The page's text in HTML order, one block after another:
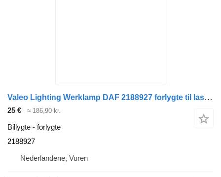
Valeo Lighting Werklamp DAF 2188927 forlygte til lastbil
25 € ≈ 186,90 kr.
Billygte - forlygte
2188927
Nederlandene, Vuren